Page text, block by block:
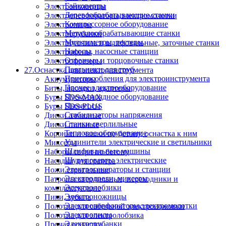
Электроножницы
Электроперфораторы,электромолотки
Электропилы
Электрорубанки
Электроточила и шлифовальные, заточные станки
Электрофены
Электрофрезеры
27.Оснастка для электроинструмента
Аккумуляторы
Биты, насадки, адаптеры
Буры SDS-MAX
Буры SDS-PLUS
Диски алмазные
Диски пильные
Коронки и чашки по бетону, оснастка к ним
Миксеры
Наборы сверл по бетону
Насадки для гравера
Ножи строгальные
Патроны сверлильные, переходники и
комплектующие
Пики, зубила
Полотна для сабельной электроножовки
Полотна для электролобзика
Прочая оснастка
Гайковерты
Деревообрабатывающие станки
Компрессорное оборудование
Металлообрабатывающие станки
Мультиметры, тестеры
Насосы, насосные станции
Отрезные и торцовочные станки
Паяльники для труб
Приспособления для электроинструмента
Прочее электрооборудование
Пуско-зарядное оборудование
Пылесосы
Стабилизаторы напряжения
Станки сверлильные
Тепловое оборудование
Удлинители электрические и светильники
Шлифовальные машины
Шуруповерты электрические
Электрогенераторы и станции
Электродрели, миксеры
Электролобзики
Электроножницы
Электроперфораторы,электромолотки
Электропилы
Электрорубанки